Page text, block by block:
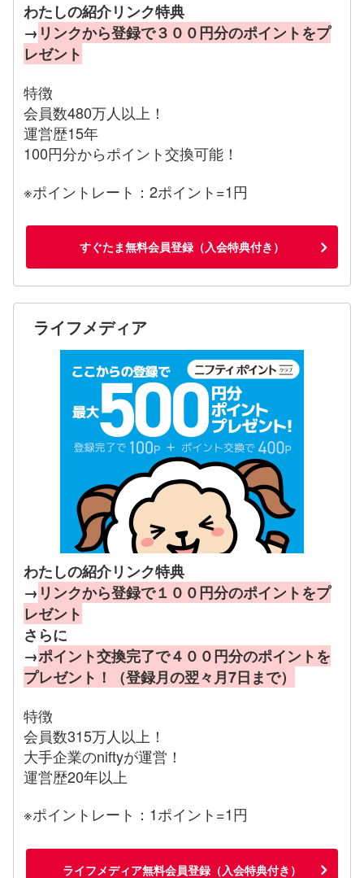
わたしの紹介リンク特典
→ リンクから登録で３００円分のポイントをプ
レゼント
特徴
会員数480万人以上！
運営歴15年
100円分からポイント交換可能！
※ポイントレート：2ポイント=1円
すぐたま無料会員登録（入会特典付き）
ライフメディア
わたしの紹介リンク特典
→ リンクから登録で１００円分のポイントをプ
レゼント
さらに
→ポイント交換完了で４００円分のポイントを
プレゼント！（登録月の翌々月7日まで）
特徴
会員数315万人以上！
大手企業のniftyが運営！
運営歴20年以上
※ポイントレート：1ポイント=1円
ライフメディア無料会員登録（入会特典付き）